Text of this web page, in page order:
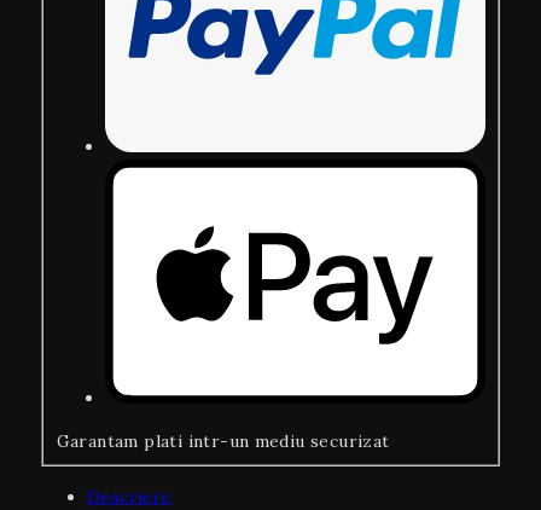
Garantam plati intr-un mediu securizat
Descriere